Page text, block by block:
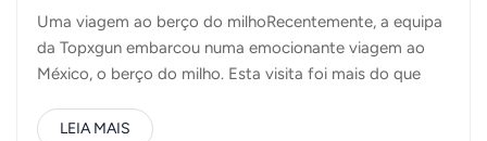
Uma viagem ao berço do milhoRecentemente, a equipa
da Topxgun embarcou numa emocionante viagem ao
México, o berço do milho. Esta visita foi mais do que
possibilidades que os drones agrícolas podem oferecer
LEIA MAIS